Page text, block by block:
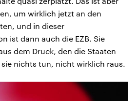
um wirklich jetzt an den
und in dieser
ist dann auch die EZB. Sie
dem Druck, den die Staaten
nichts tun, nicht wirklich raus.